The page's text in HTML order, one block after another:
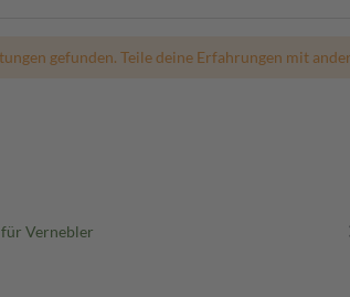
gefunden. Teile deine Erfahrungen mit
Vernebler